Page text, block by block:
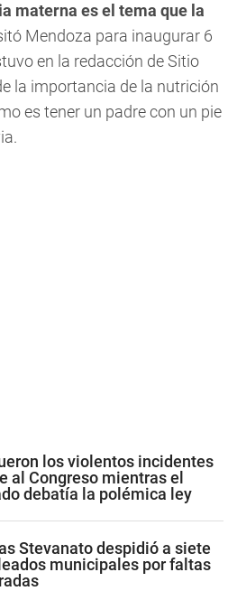
materna es el tema que la
Mendoza para inaugurar 6
en la redacción deSitio
la importancia de la nutrición
es tener un padre con un pie
los violentos incidentes
al Congreso mientras el
debatía la polémica ley
Stevanato despidió a siete
municipales por faltas